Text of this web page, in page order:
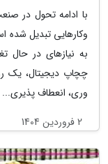
وکارهایی تبدیل
به نیازهای در حال
چچاپ دیجیتال، یک
وری، انعطاف پذیری...
2 فروردین 1404